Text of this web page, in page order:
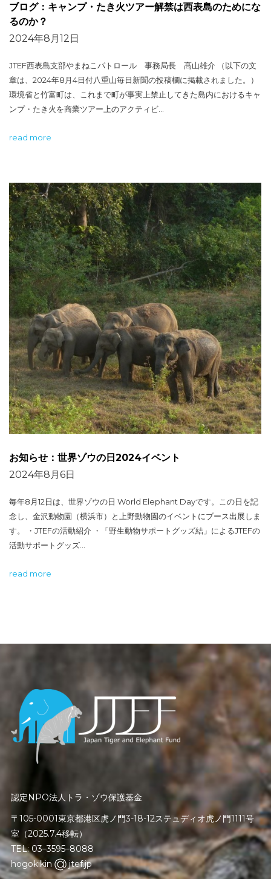
ブログ：キャンプ・たき火ツアー解禁は西表島のためにな
るのか？
2024年8月12日
JTEF西表島支部やまねこパトロール 事務局長 髙山雄介 （以下の文
章は、2024年8月4日付八重山毎日新聞の投稿欄に掲載されました。）
環境省と竹富町は、これまで町が事実上禁止してきた島内におけるキャ
ンプ・たき火を商業ツアー上のアクティビ…
read more
お知らせ：世界ゾウの日2024イベント
2024年8月6日
毎年8月12日は、世界ゾウの日 World Elephant Dayです。この日を記
念し、金沢動物園（横浜市）と上野動物園のイベントにブース出展しま
す。 ・JTEFの活動紹介 ・「野生動物サポートグッズ結」によるJTEFの
活動サポートグッズ…
read more
認定NPO法人トラ・ゾウ保護基金
〒105-0001東京都港区虎ノ門3-18-12ステュディオ虎ノ門1111号
室（2025.7.4移転）
TEL: 03–3595–8088
hogokikin
jtef.jp